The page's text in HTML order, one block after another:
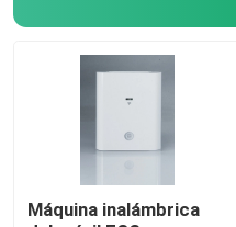
Máquina inalámbrica